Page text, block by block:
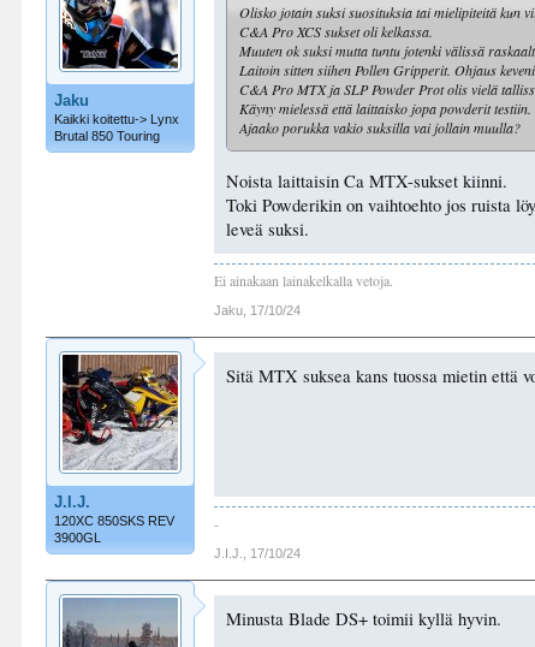
Jaku
Kaikki koitettu-> Lynx
Brutal 850 Touring
Olisko jotain suksi suosituksia tai mielipiteitä kun
C&A Pro XCS sukset oli kelkassa.
Muuten ok suksi mutta tuntu jotenki välissä
Laitoin sitten siihen Pollen Gripperit. Ohjaus
C&A Pro MTX ja SLP Powder Prot olis vielä
Käyny mielessä että laittaisko jopa powderit testiin.
Ajaako porukka vakio suksilla vai jollain muulla?
Noista laittaisin Ca MTX-sukset kiinni.
Toki Powderikin on vaihtoehto jos ruista
leveä suksi.
Ei ainakaan lainakelkalla vetoja.
Jaku 17/10/24
J.I.J.
120XC 850SKS REV
3900GL
Sitä MTX suksea kans tuossa mietin että
-
J.I.J. 17/10/24
Minusta Blade DS+ toimii kyllä hyvin.